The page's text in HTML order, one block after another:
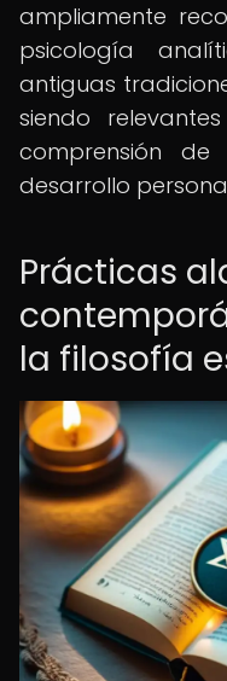
ampliamente
psicología
antiguas
siendo
comprensión
desarrollo
Prácticas
la filosofía